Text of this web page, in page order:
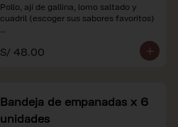
Pollo, ají de gallina, lomo saltado y
cuadril (escoger sus sabores favoritos)
*Nuestros precios están expresados en
soles e incluyen impuestos de ley y
S/ 48.00
Bandeja de empanadas x 6
unidades